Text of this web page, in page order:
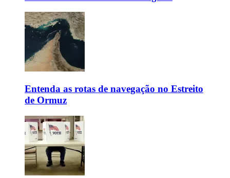
Entenda as rotas de navegação no Estreito
de Ormuz